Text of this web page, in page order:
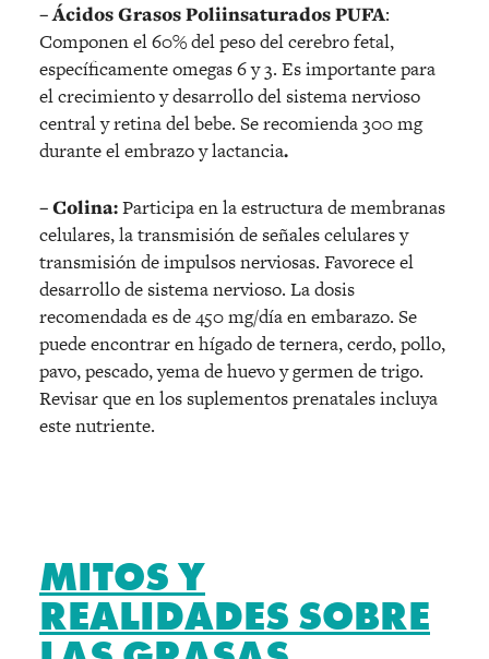
– Ácidos Grasos Poliinsaturados PUFA:
Componen el 60% del peso del cerebro fetal,
específicamente omegas 6 y 3. Es importante para
el crecimiento y desarrollo del sistema nervioso
central y retina del bebe. Se recomienda 300 mg
durante el embrazo y lactancia.
– Colina:Participa en la estructura de membranas
celulares, la transmisión de señales celulares y
transmisión de impulsos nerviosas. Favorece el
desarrollo de sistema nervioso. La dosis
recomendada es de 450 mg/día en embarazo. Se
puede encontrar en hígado de ternera, cerdo, pollo,
pavo, pescado, yema de huevo y germen de trigo.
Revisar que en los suplementos prenatales incluya
este nutriente.
MITOS Y
REALIDADES SOBRE